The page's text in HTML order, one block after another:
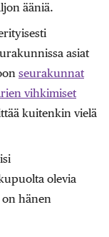
ääniä.
asiat
seurakunnat
vihkimiset
kuitenkin vielä
olevia
hänen